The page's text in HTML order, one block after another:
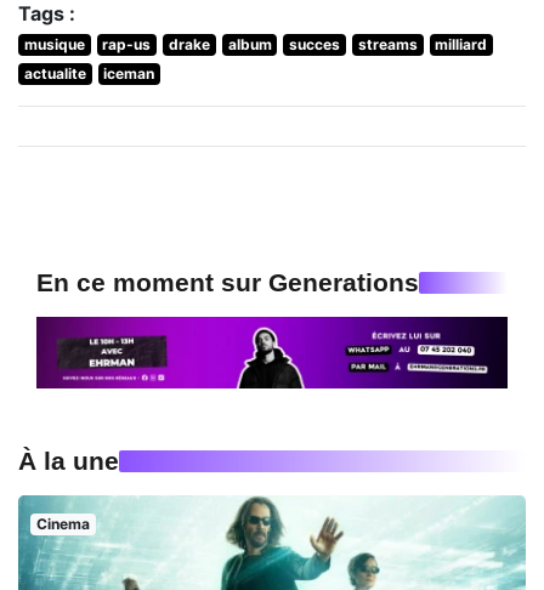
Tags :
musique rap-us drake album succes streams
milliard
actualite
iceman
En ce moment sur Generations
À la une
Cinema